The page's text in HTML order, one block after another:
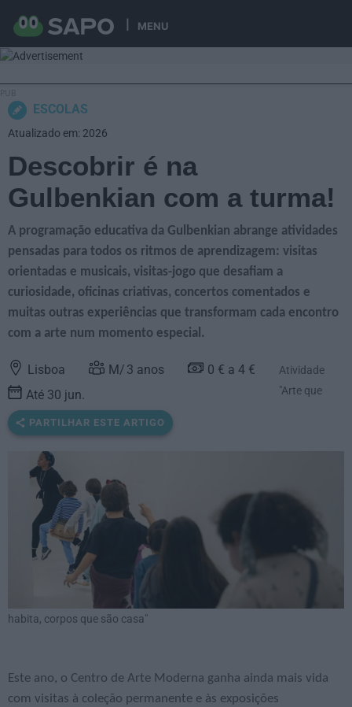
MENU
ESCOLAS
Descobrir é na
Gulbenkian com a turma!
A programação educativa da Gulbenkian abrange atividades
pensadas para todos os ritmos de aprendizagem: visitas
orientadas e musicais, visitas-jogo que desafiam a
curiosidade, oficinas criativas, concertos comentados e
muitas outras experiências que transformam cada encontro
com a arte num momento especial.
Lisboa 3 anos
0 € a 4 €
Até 30 jun.
PARTILHAR ESTE ARTIGO
Atividade
"Arte que
habita, corpos que são casa"
Este ano, o Centro de Arte Moderna ganha ainda mais vida
com visitas à coleção permanente e às exposições
Atualizado em: 2026